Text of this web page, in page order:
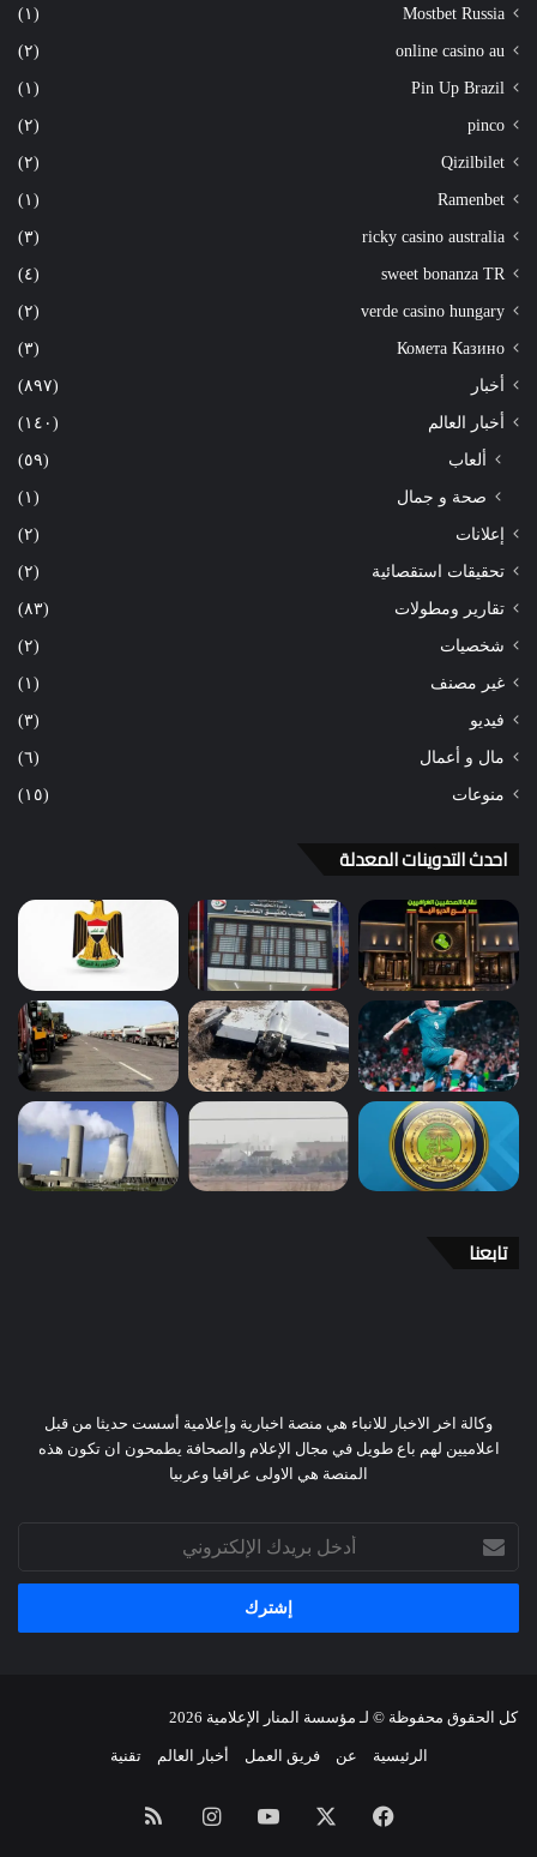
Mostbet Russia (١)
online casino au (٢)
Pin Up Brazil (١)
pinco (٢)
Qizilbilet (٢)
Ramenbet (١)
ricky casino australia (٣)
sweet bonanza TR (٤)
verde casino hungary (٢)
Комета Казино (٣)
أخبار (٨٩٧)
أخبار العالم (١٤٠)
ألعاب
(٥٩)
صحة و جمال
(١)
إعلانات (٢)
تحقيقات استقصائية (٢)
تقارير ومطولات (٨٣)
شخصيات (٢)
غير مصنف (١)
فيديو (٣)
مال و أعمال (٦)
منوعات (١٥)
احدث التدوينات المعدلة
تابعنا
وكالة اخر الاخبار للانباء هي منصة اخبارية وإعلامية أسست حديثا من قبل
اعلاميين لهم باع طويل في مجال الإعلام والصحافة يطمحون ان تكون هذه
المنصة هي الاولى عراقيا وعربيا
بريدك
الإلكتروني
كل الحقوق محفوظة © لـ مؤسسة المنار الإعلامية
الرئيسية عن فريق العمل أخبار العالم تقنية
فيسبوك يوتيوبانستقرامملخص